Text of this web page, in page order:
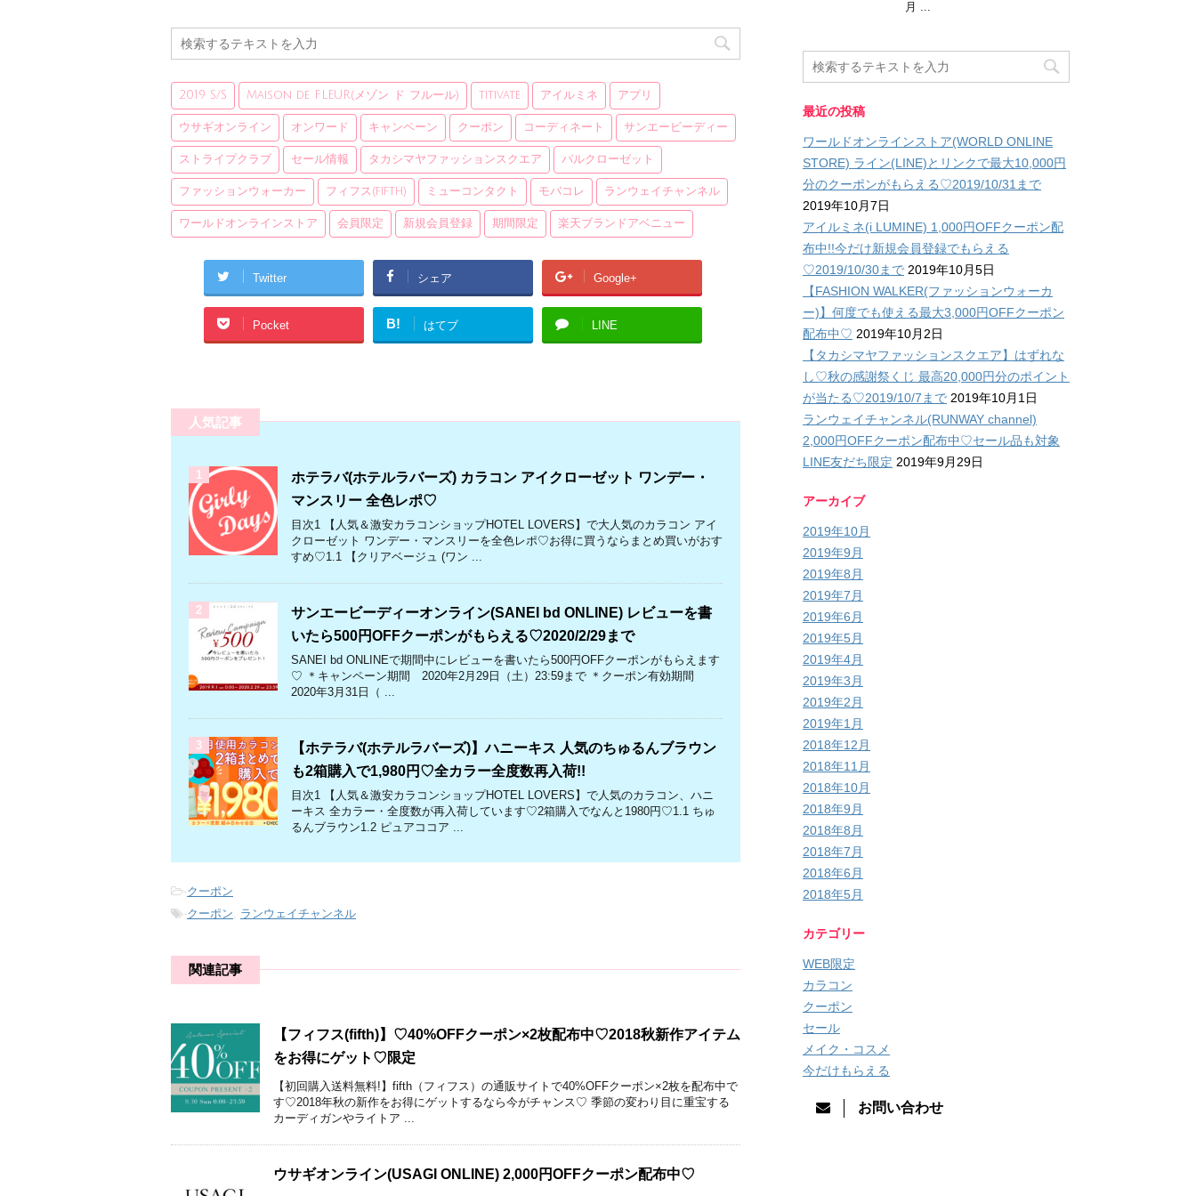
2019 S/S Maison de FLEUR(メゾン ド フルール) titivate アイルミネ アプリ
ウサギオンライン オンワード キャンペーン クーポン コーディネート サンエービーディー
ストライプクラブ セール情報 タカシマヤファッションスクエア パルクローゼット
ファッションウォーカー フィフス(fifth) ミューコンタクト モバコレ ランウェイチャンネル
ワールドオンラインストア 会員限定 新規会員登録 期間限定 楽天ブランドアベニュー
Twitter シェア Google+
Pocket B! はてブ LINE
人気記事
1
ホテラバ(ホテルラバーズ) カラコン アイクローゼット ワンデー・
マンスリー 全色レポ♡
目次1 【人気＆激安カラコンショップHOTEL LOVERS】で大人気のカラコン アイ
クローゼット ワンデー・マンスリーを全色レポ♡お得に買うならまとめ買いがおす
すめ♡1.1 【クリアベージュ (ワン ...
2
サンエービーディーオンライン(SANEI bd ONLINE) レビューを書
いたら500円OFFクーポンがもらえる♡2020/2/29まで
SANEI bd ONLINEで期間中にレビューを書いたら500円OFFクーポンがもらえます
♡ ＊キャンペーン期間 2020年2月29日（土）23:59まで ＊クーポン有効期間
2020年3月31日（ ...
3
【ホテラバ(ホテルラバーズ)】ハニーキス 人気のちゅるんブラウン
も2箱購入で1,980円♡全カラー全度数再入荷!!
目次1 【人気＆激安カラコンショップHOTEL LOVERS】で人気のカラコン、ハニ
ーキス 全カラー・全度数が再入荷しています♡2箱購入でなんと1980円♡1.1 ちゅ
るんブラウン1.2 ピュアココア ...
-クーポン
-クーポン, ランウェイチャンネル
関連記事
【フィフス(fifth)】♡40%OFFクーポン×2枚配布中♡2018秋新作アイテム
をお得にゲット♡限定
【初回購入送料無料!】fifth（フィフス）の通販サイトで40%OFFクーポン×2枚を配布中で
す♡2018年秋の新作をお得にゲットするなら今がチャンス♡ 季節の変わり目に重宝する
カーディガンやライトア ...
ウサギオンライン(USAGI ONLINE) 2,000円OFFクーポン配布中♡
月 ...
最近の投稿
ワールドオンラインストア(WORLD ONLINE
STORE) ライン(LINE)とリンクで最大10,000円
分のクーポンがもらえる♡2019/10/31まで
2019年10月7日
アイルミネ(i LUMINE) 1,000円OFFクーポン配
布中!!今だけ新規会員登録でもらえる
♡2019/10/30まで 2019年10月5日
【FASHION WALKER(ファッションウォーカ
ー)】何度でも使える最大3,000円OFFクーポン
配布中♡ 2019年10月2日
【タカシマヤファッションスクエア】はずれな
し♡秋の感謝祭くじ 最高20,000円分のポイント
が当たる♡2019/10/7まで 2019年10月1日
ランウェイチャンネル(RUNWAY channel)
2,000円OFFクーポン配布中♡セール品も対象
LINE友だち限定 2019年9月29日
アーカイブ
2019年10月
2019年9月
2019年8月
2019年7月
2019年6月
2019年5月
2019年4月
2019年3月
2019年2月
2019年1月
2018年12月
2018年11月
2018年10月
2018年9月
2018年8月
2018年7月
2018年6月
2018年5月
カテゴリー
WEB限定
カラコン
クーポン
セール
メイク・コスメ
今だけもらえる
お問い合わせ